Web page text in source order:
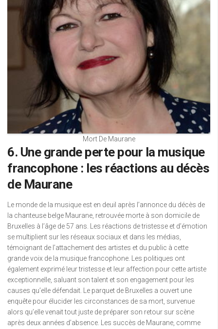
Mort De Maurane
6. Une grande perte pour la musique
francophone : les réactions au décès
de Maurane
Le monde de la musique est en deuil après l’annonce du décès de
la chanteuse belge Maurane, retrouvée morte à son domicile de
Bruxelles à l’âge de 57 ans. Les réactions de tristesse et d’émotion
se multiplient sur les réseaux sociaux et dans les médias,
témoignant de l’attachement des artistes et du public à cette
grande voix de la musique francophone. Les politiques ont
également exprimé leur tristesse et leur affection pour cette artiste
exceptionnelle, saluant son talent et son engagement pour les
causes qu’elle défendait. Le parquet de Bruxelles a ouvert une
enquête pour élucider les circonstances de sa mort, survenue
alors qu’elle venait tout juste de préparer son retour sur scène
après deux années d’absence. Les succès de Maurane, comme